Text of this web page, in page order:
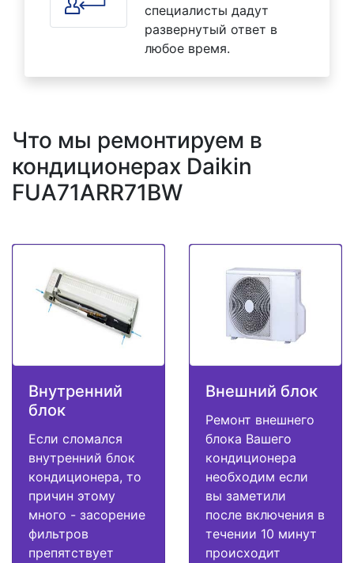
специалисты дадут
развернутый ответ в
любое время.
Что мы ремонтируем в
кондиционерах Daikin
FUA71ARR71BW
Внутренний
блок
Если сломался
внутренний блок
кондиционера, то
причин этому
много - засорение
фильтров
препятствует
Внешний блок
Ремонт внешнего
блока Вашего
кондиционера
необходим если
вы заметили
после включения в
течении 10 минут
происходит